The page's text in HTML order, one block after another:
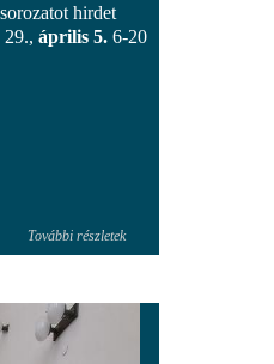
hirdet
29., április 5. 6-20
További részletek